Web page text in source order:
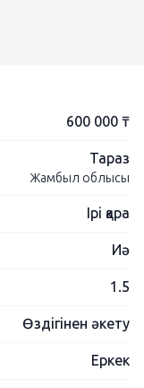
600 000 ₸
Тараз
Жамбыл облысы
Ірі қара
Иә
1.5
Өздігінен әкету
Еркек